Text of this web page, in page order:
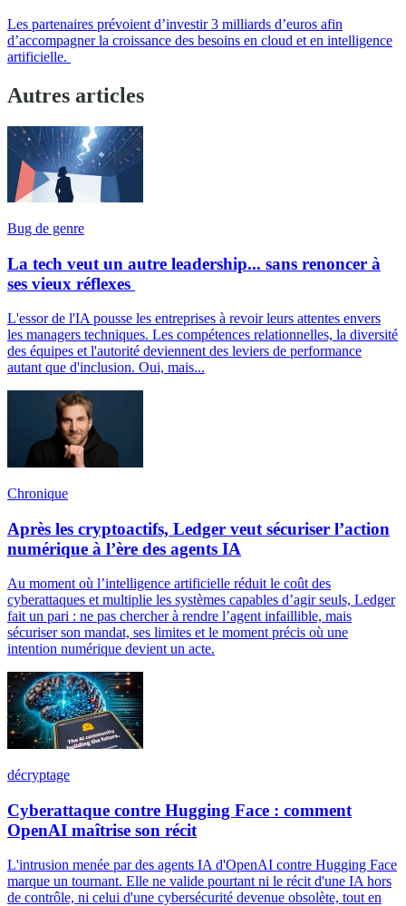
Les partenaires prévoient d’investir 3 milliards d’euros afin
d’accompagner la croissance des besoins en cloud et en intelligence
artificielle.
Autres articles
Bug de genre
La tech veut un autre leadership... sans renoncer à
ses vieux réflexes
L'essor de l'IA pousse les entreprises à revoir leurs attentes envers
les managers techniques. Les compétences relationnelles, la diversité
des équipes et l'autorité deviennent des leviers de performance
autant que d'inclusion. Oui, mais...
Chronique
Après les cryptoactifs, Ledger veut sécuriser l’action
numérique à l’ère des agents IA
Au moment où l’intelligence artificielle réduit le coût des
cyberattaques et multiplie les systèmes capables d’agir seuls, Ledger
fait un pari : ne pas chercher à rendre l’agent infaillible, mais
sécuriser son mandat, ses limites et le moment précis où une
intention numérique devient un acte.
décryptage
Cyberattaque contre Hugging Face : comment
OpenAI maîtrise son récit
L'intrusion menée par des agents IA d'OpenAI contre Hugging Face
marque un tournant. Elle ne valide pourtant ni le récit d'une IA hors
de contrôle, ni celui d'une cybersécurité devenue obsolète, tout en